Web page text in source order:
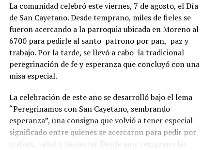
La comunidad celebró este viernes, 7 de agosto, el Día
de San Cayetano. Desde temprano, miles de fieles se
fueron acercando a la parroquia ubicada en Moreno al
6700 para pedirle al santo patrono por pan, paz y
trabajo. Por la tarde, se llevó a cabo la tradicional
peregrinación de fe y esperanza que concluyó con una
misa especial.
La celebración de este año se desarrolló bajo el lema
“Peregrinamos con San Cayetano, sembrando
esperanza”, una consigna que volvió a tener especial
significado entre quienes se acercaron para pedir por
trabajo, salud y bienestar. Desde muy temprano las